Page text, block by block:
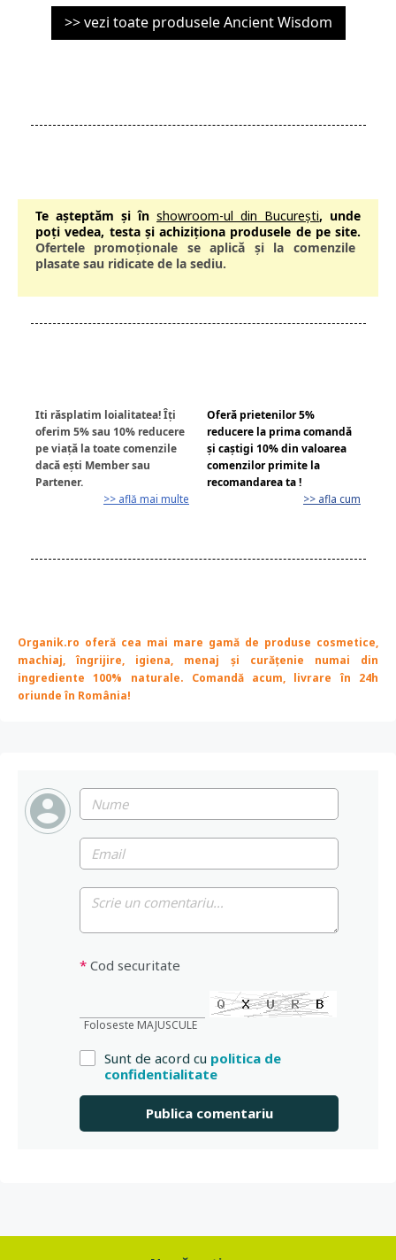
>> vezi toate produsele Ancient Wisdom
Te așteptăm și în showroom-ul din București, unde
poți vedea, testa și achiziționa produsele de pe site.
Ofertele promoționale se aplică și la comenzile
plasate sau ridicate de la sediu.
Iti răsplatim loialitatea! Îți
oferim 5% sau 10% reducere
pe viață la toate comenzile
dacă ești Member sau
Partener.
>> află mai multe
Oferă prietenilor 5%
reducere la prima comandă
și caștigi 10% din valoarea
comenzilor primite la
recomandarea ta !
>> afla cum
Organik.ro oferă cea mai mare gamă de produse cosmetice,
machiaj, îngrijire, igiena, menaj și curățenie numai din
ingrediente 100% naturale. Comandă acum, livrare în 24h
oriunde în România!
* Cod securitate
Foloseste MAJUSCULE
Sunt de acord cu politica de
confidentialitate